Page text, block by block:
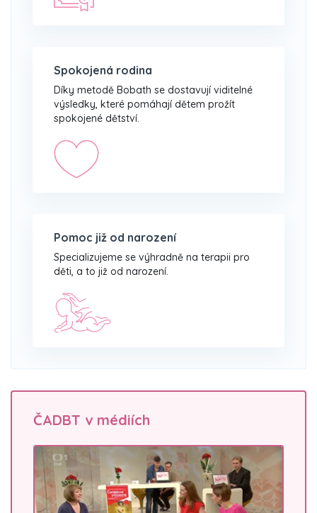
Spokojená rodina
Díky metodě Bobath se dostavují viditelné
výsledky, které pomáhají dětem prožít
spokojené dětství.
Pomoc již od narození
Specializujeme se výhradně na terapii pro
děti, a to již od narození.
ČADBT v médiích